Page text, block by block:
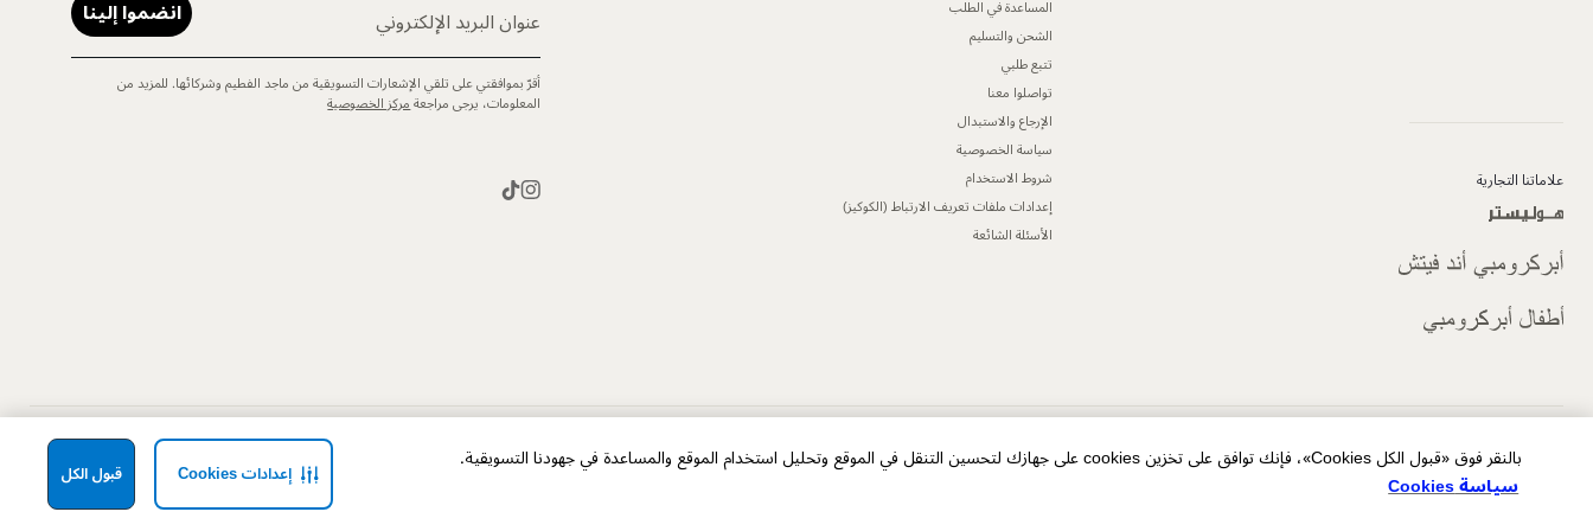
بالنقر فوق «قبول الكل Cookies»، فإنك توافق على تخزين cookies على جهازك لتحسين التنقل في الموقع وتحليل استخدام الموقع والمساعدة في جهودنا التسويقية.
سياسة Cookies
قبول الكل إعدادات Cookies
علاماتنا التجارية
المساعدة في الطلب
الشحن والتسليم
تتبع طلبي
تواصلوا معنا
الإرجاع والاستبدال
سياسة الخصوصية
شروط الاستخدام
إعدادات ملفات تعريف الارتباط (الكوكيز)
الأسئلة الشائعة
عنوان البريد الإلكتروني انضموا إلينا
أقرّ بموافقتي على تلقي الإشعارات التسويقية من ماجد الفطيم وشركائها. للمزيد من
المعلومات، يرجى مراجعةمركز الخصوصية
الخصوصية/ملفات تعريف الارتباط الخاصة بالإعلانات شروط الاستخدام خريطة الموقع